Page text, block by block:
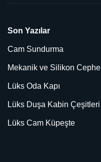
Son Yazılar
Cam Sundurma
Mekanik ve Silikon Cephe
Lüks Oda Kapı
Lüks Duşa Kabin Çeşitleri
Lüks Cam Küpeşte